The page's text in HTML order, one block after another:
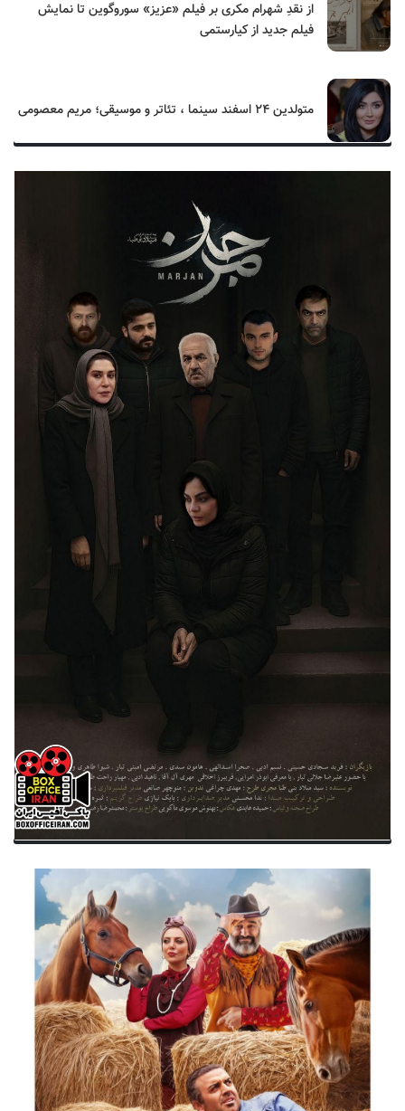
از نقدِ شهرام مکری بر فیلم «عزیز» سوروگوین تا نمایش
فیلم جدید از کیارستمی
متولدین ۲۴ اسفند سینما ، تئاتر و موسیقی؛ مریم معصومی